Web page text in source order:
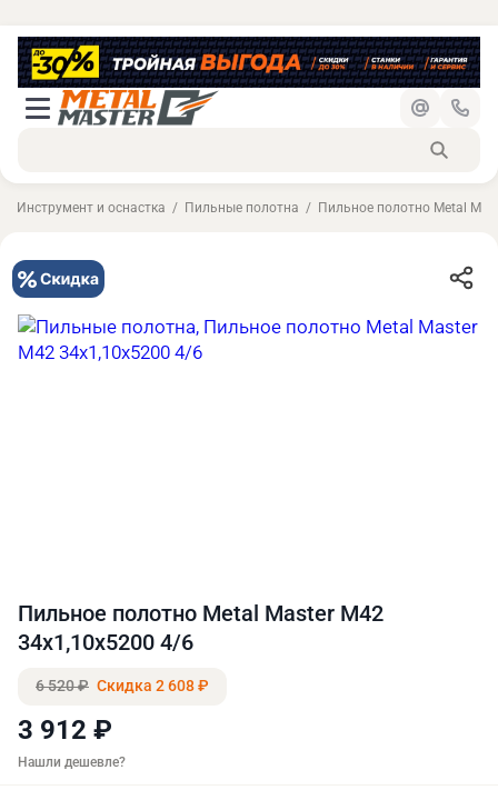
Инструмент и оснастка Пильные полотна Пильное полотно Metal
Пильное полотно Metal Master M42
34х1,10х5200 4/6
6 520 ₽ Скидка 2 608 ₽
3 912 ₽
Нашли дешевле?